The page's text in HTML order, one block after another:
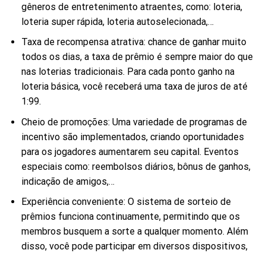
gêneros de entretenimento atraentes, como: loteria,
loteria super rápida, loteria autoselecionada,…
Taxa de recompensa atrativa: chance de ganhar muito
todos os dias, a taxa de prêmio é sempre maior do que
nas loterias tradicionais. Para cada ponto ganho na
loteria básica, você receberá uma taxa de juros de até
1:99.
Cheio de promoções: Uma variedade de programas de
incentivo são implementados, criando oportunidades
para os jogadores aumentarem seu capital. Eventos
especiais como: reembolsos diários, bônus de ganhos,
indicação de amigos,…
Experiência conveniente: O sistema de sorteio de
prêmios funciona continuamente, permitindo que os
membros busquem a sorte a qualquer momento. Além
disso, você pode participar em diversos dispositivos,